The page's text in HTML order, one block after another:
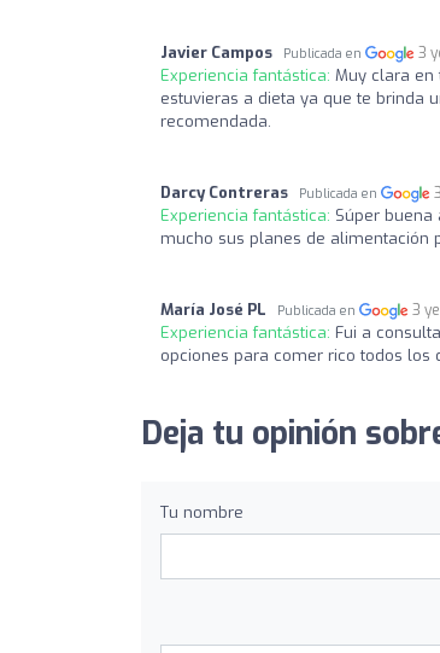
Javier Campos Publicada en 3
Experiencia fantástica: Muy clara
estuvieras a dieta ya que te brinda
recomendada.
Darcy Contreras Publicada en
Experiencia fantástica: Súper
mucho sus planes de alimentación
María José PL Publicada en 3
Experiencia fantástica: Fui a
opciones para comer rico todos los
Deja tu opinión
Tu nombre